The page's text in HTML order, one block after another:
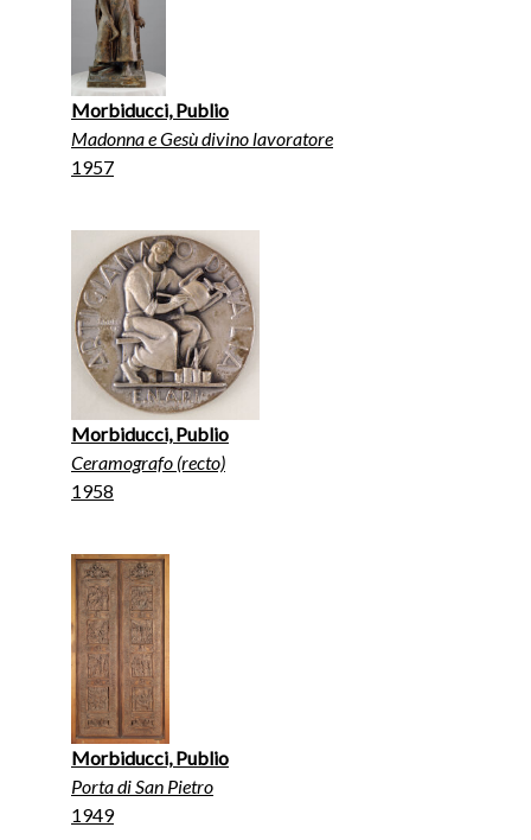
Morbiducci, Publio
Madonna e Gesù divino lavoratore
1957
Morbiducci, Publio
Ceramografo (recto)
1958
Morbiducci, Publio
Porta di San Pietro
1949